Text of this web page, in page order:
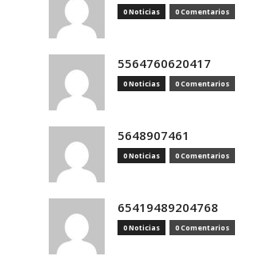
0 Noticias 0 Comentarios
5564760620417
0 Noticias 0 Comentarios
5648907461
0 Noticias 0 Comentarios
65419489204768
0 Noticias 0 Comentarios